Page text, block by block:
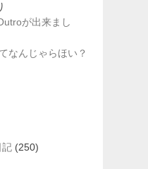
が出来まし
なんじゃらほい？
記 (250)